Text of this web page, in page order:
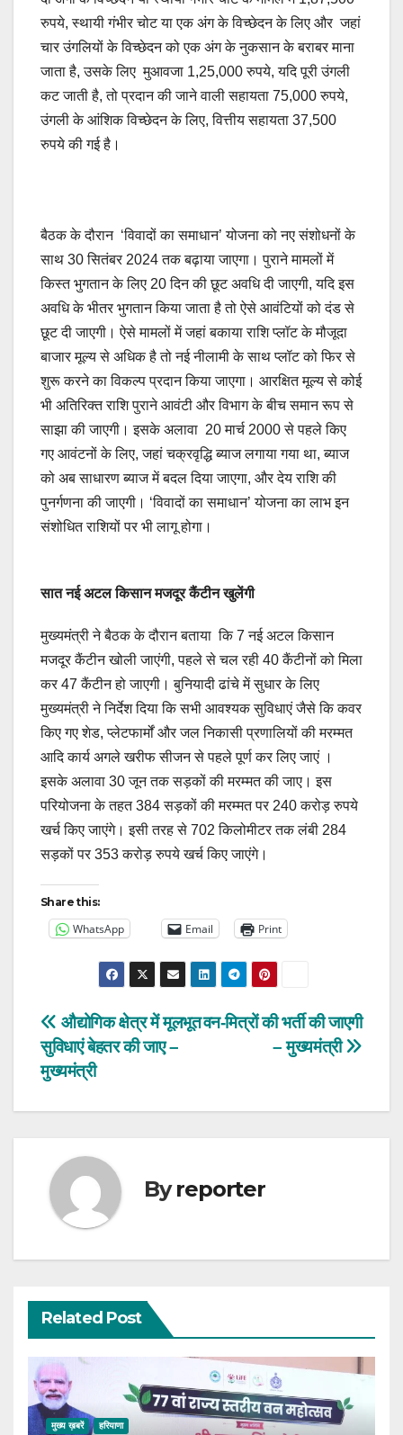
रुपये, स्थायी गंभीर चोट या एक अंग के विच्छेदन के लिए और जहां
चार उंगलियों के विच्छेदन को एक अंग के नुकसान के बराबर माना
जाता है, उसके लिए मुआवजा 1,25,000 रुपये, यदि पूरी उंगली
कट जाती है, तो प्रदान की जाने वाली सहायता 75,000 रुपये,
उंगली के आंशिक विच्छेदन के लिए, वित्तीय सहायता 37,500
रुपये की गई है।
बैठक के दौरान ‘विवादों का समाधान’ योजना को नए संशोधनों के
साथ 30 सितंबर 2024 तक बढ़ाया जाएगा। पुराने मामलों में
किस्त भुगतान के लिए 20 दिन की छूट अवधि दी जाएगी, यदि इस
अवधि के भीतर भुगतान किया जाता है तो ऐसे आवंटियों को दंड से
छूट दी जाएगी। ऐसे मामलों में जहां बकाया राशि प्लॉट के मौजूदा
बाजार मूल्य से अधिक है तो नई नीलामी के साथ प्लॉट को फिर से
शुरू करने का विकल्प प्रदान किया जाएगा। आरक्षित मूल्य से कोई
भी अतिरिक्त राशि पुराने आवंटी और विभाग के बीच समान रूप से
साझा की जाएगी। इसके अलावा 20 मार्च 2000 से पहले किए
गए आवंटनों के लिए, जहां चक्रवृद्धि ब्याज लगाया गया था, ब्याज
को अब साधारण ब्याज में बदल दिया जाएगा, और देय राशि की
पुनर्गणना की जाएगी। ‘विवादों का समाधान’ योजना का लाभ इन
संशोधित राशियों पर भी लागू होगा।
सात नई अटल किसान मजदूर कैंटीन खुलेंगी
मुख्यमंत्री ने बैठक के दौरान बताया कि 7 नई अटल किसान
मजदूर कैंटीन खोली जाएंगी, पहले से चल रही 40 कैंटीनों को मिला
कर 47 कैंटीन हो जाएगी। बुनियादी ढांचे में सुधार के लिए
मुख्यमंत्री ने निर्देश दिया कि सभी आवश्यक सुविधाएं जैसे कि कवर
किए गए शेड, प्लेटफार्मों और जल निकासी प्रणालियों की मरम्मत
आदि कार्य अगले खरीफ सीजन से पहले पूर्ण कर लिए जाएं ।
इसके अलावा 30 जून तक सड़कों की मरम्मत की जाए। इस
परियोजना के तहत 384 सड़कों की मरम्मत पर 240 करोड़ रुपये
खर्च किए जाएंगे। इसी तरह से 702 किलोमीटर तक लंबी 284
सड़कों पर 353 करोड़ रुपये खर्च किए जाएंगे।
Share this:
WhatsApp Email Print
Post
navigation
वन-मित्रों की भर्ती की जाएगी
– मुख्यमंत्री
औद्योगिक क्षेत्र में मूलभूत
सुविधाएं बेहतर की जाए –
मुख्यमंत्री
Byreporter
Related Post
मुख्य ख़बरें हरियाणा